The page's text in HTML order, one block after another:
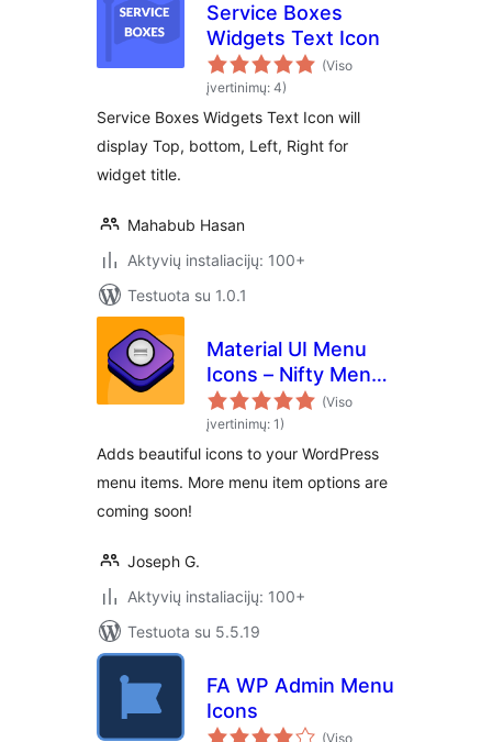
Service Boxes
Widgets Text Icon
(Viso
įvertinimų: 4)
Service Boxes Widgets Text Icon will
display Top, bottom, Left, Right for
widget title.
Mahabub Hasan
Aktyvių instaliacijų: 100+
Testuota su 1.0.1
Material UI Menu
Icons – Nifty Menu
Options
(Viso
įvertinimų: 1)
Adds beautiful icons to your WordPress
menu items. More menu item options are
coming soon!
Joseph G.
Aktyvių instaliacijų: 100+
Testuota su 5.5.19
FA WP Admin Menu
Icons
(Viso